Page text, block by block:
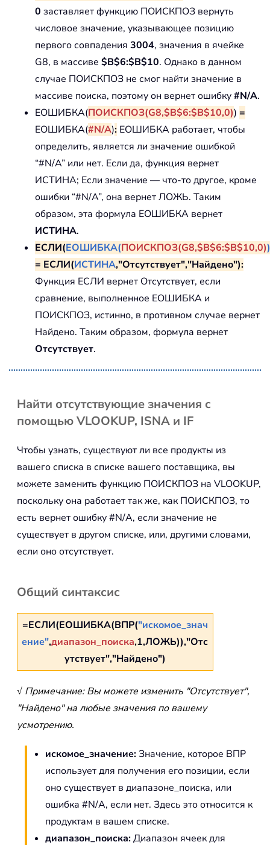
0 заставляет функцию ПОИСКПОЗ вернуть
числовое значение, указывающее позицию
первого совпадения 3004, значения в ячейке
G8, в массиве $B$6:$B$10. Однако в данном
случае ПОИСКПОЗ не смог найти значение в
массиве поиска, поэтому он вернет ошибку#N/A.
ЕОШИБКА(ПОИСКПОЗ(G8,$B$6:$B$10,0)) =
ЕОШИБКА(#N/A): ЕОШИБКА работает, чтобы
определить, является ли значение ошибкой
“#N/A” или нет. Если да, функция вернет
ИСТИНА; Если значение — что-то другое, кроме
ошибки “#N/A”, она вернет ЛОЖЬ. Таким
образом, эта формула ЕОШИБКА вернет
ИСТИНА.
ЕСЛИ(ЕОШИБКА(ПОИСКПОЗ(G8,$B$6:$B$10,0))
= ЕСЛИ(ИСТИНА,"Отсутствует","Найдено"):
Функция ЕСЛИ вернет Отсутствует, если
сравнение, выполненное ЕОШИБКА и
ПОИСКПОЗ, истинно, в противном случае вернет
Найдено. Таким образом, формула вернет
Отсутствует.
Найти отсутствующие значения с
помощью VLOOKUP, ISNA и IF
Чтобы узнать, существуют ли все продукты из
вашего списка в списке вашего поставщика, вы
можете заменить функцию ПОИСКПОЗ на VLOOKUP,
поскольку она работает так же, как ПОИСКПОЗ, то
есть вернет ошибку #N/A, если значение не
существует в другом списке, или, другими словами,
если оно отсутствует.
Общий синтаксис
=ЕСЛИ(ЕОШИБКА(ВПР("искомое_знач
ение",диапазон_поиска,1,ЛОЖЬ)),"Отс
утствует","Найдено")
√ Примечание: Вы можете изменить "Отсутствует",
"Найдено" на любые значения по вашему
усмотрению.
искомое_значение:Значение, которое ВПР
использует для получения его позиции, если
оно существует в диапазоне_поиска, или
ошибка #N/A, если нет. Здесь это относится к
продуктам в вашем списке.
диапазон_поиска:Диапазон ячеек для